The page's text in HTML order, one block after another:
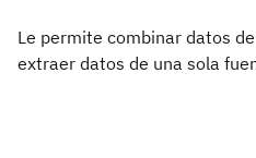
Le permite combinar datos
extraer datos de una sola